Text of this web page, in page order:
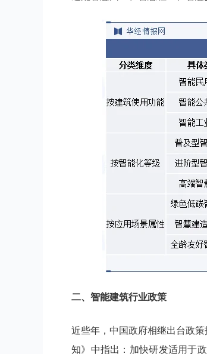
二、 智能建筑行业政策
近些年，中国政府相继出台政
知》中指出：加快研发适用于